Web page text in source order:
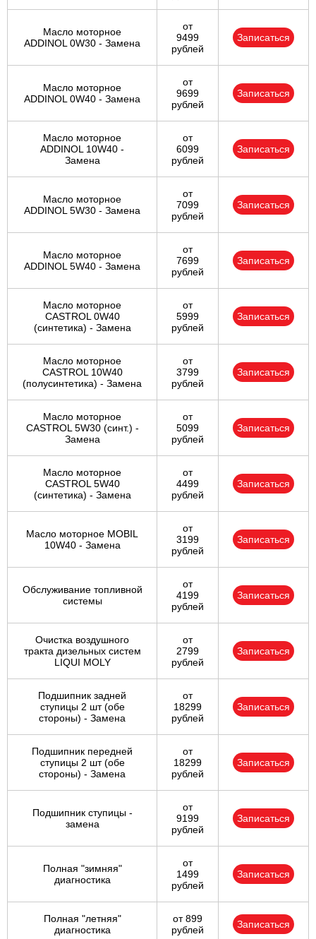
Масло моторное
ADDINOL 0W30 - Замена
от
9499
рублей
Записаться
Масло моторное
ADDINOL 0W40 - Замена
от
9699
рублей
Записаться
Масло моторное
ADDINOL 10W40 -
Замена
от
6099
рублей
Записаться
Масло моторное
ADDINOL 5W30 - Замена
от
7099
рублей
Записаться
Масло моторное
ADDINOL 5W40 - Замена
от
7699
рублей
Записаться
Масло моторное
CASTROL 0W40
(синтетика) - Замена
от
5999
рублей
Записаться
Масло моторное
CASTROL 10W40
(полусинтетика) - Замена
от
3799
рублей
Записаться
Масло моторное
CASTROL 5W30 (синт.) -
Замена
от
5099
рублей
Записаться
Масло моторное
CASTROL 5W40
(синтетика) - Замена
от
4499
рублей
Записаться
Масло моторное MOBIL
10W40 - Замена
от
3199
рублей
Записаться
Обслуживание топливной
системы
от
4199
рублей
Записаться
Очистка воздушного
тракта дизельных систем
LIQUI MOLY
от
2799
рублей
Записаться
Подшипник задней
ступицы 2 шт (обе
стороны) - Замена
от
18299
рублей
Записаться
Подшипник передней
ступицы 2 шт (обе
стороны) - Замена
от
18299
рублей
Записаться
Подшипник ступицы -
замена
от
9199
рублей
Записаться
Полная "зимняя"
диагностика
от
1499
рублей
Записаться
Полная "летняя"
диагностика
от 899
рублей
Записаться